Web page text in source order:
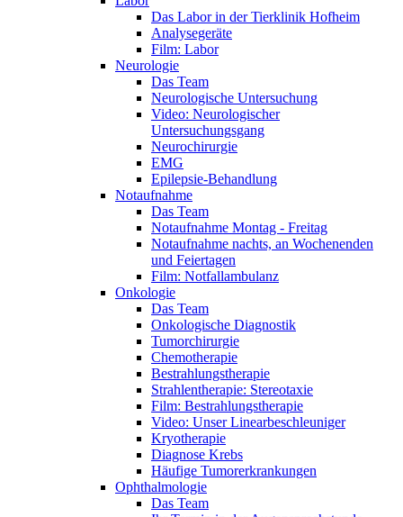
Das Labor in der Tierklinik Hofheim
Analysegeräte
Film: Labor
Neurologie
Das Team
Neurologische Untersuchung
Video: Neurologischer
Untersuchungsgang
Neurochirurgie
EMG
Epilepsie-Behandlung
Notaufnahme
Das Team
Notaufnahme Montag - Freitag
Notaufnahme nachts, an Wochenenden
und Feiertagen
Film: Notfallambulanz
Onkologie
Das Team
Onkologische Diagnostik
Tumorchirurgie
Chemotherapie
Bestrahlungstherapie
Strahlentherapie: Stereotaxie
Film: Bestrahlungstherapie
Video: Unser Linearbeschleuniger
Kryotherapie
Diagnose Krebs
Häufige Tumorerkrankungen
Ophthalmologie
Das Team